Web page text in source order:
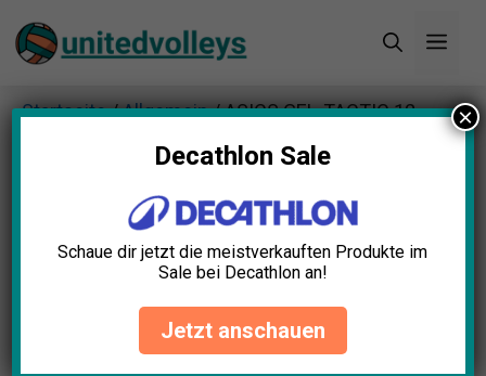
Inhalt
Startseite/Allgemein/ ASICS GEL-TACTIC 12
Decathlon Sale
Schaue dir jetzt die meistverkauften Produkte im
Sale bei Decathlon an!
Jetzt anschauen
×